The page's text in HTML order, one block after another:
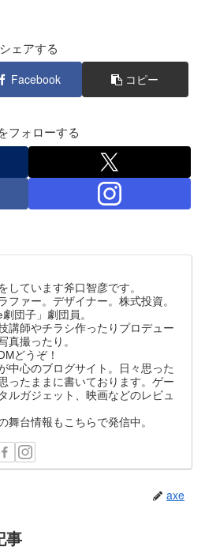
シェアする
Facebook コピー
フォローする
しています斧口智彦です。
ファー。デザイナー。株式投資。
劇団子」劇団員。
講師やチラシ作ったりプロデュー
真撮ったり。
どうぞ！
中心のブログサイト。日々思った
ったままに書いております。ゲー
ルガジェット、映画などのレビュ
舞台情報もこちらで発信中。
axe
事